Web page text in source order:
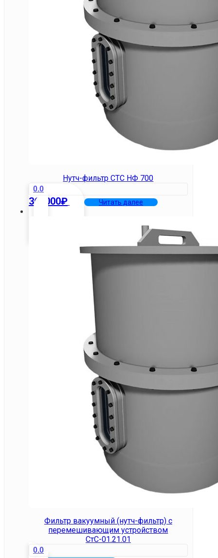
Нутч-фильтр СТС НФ 700
0.0
360000₽ Читать далее
Фильтр вакуумный (нутч-фильтр) с
перемешивающим устройством
СтС-01.21.01
0.0